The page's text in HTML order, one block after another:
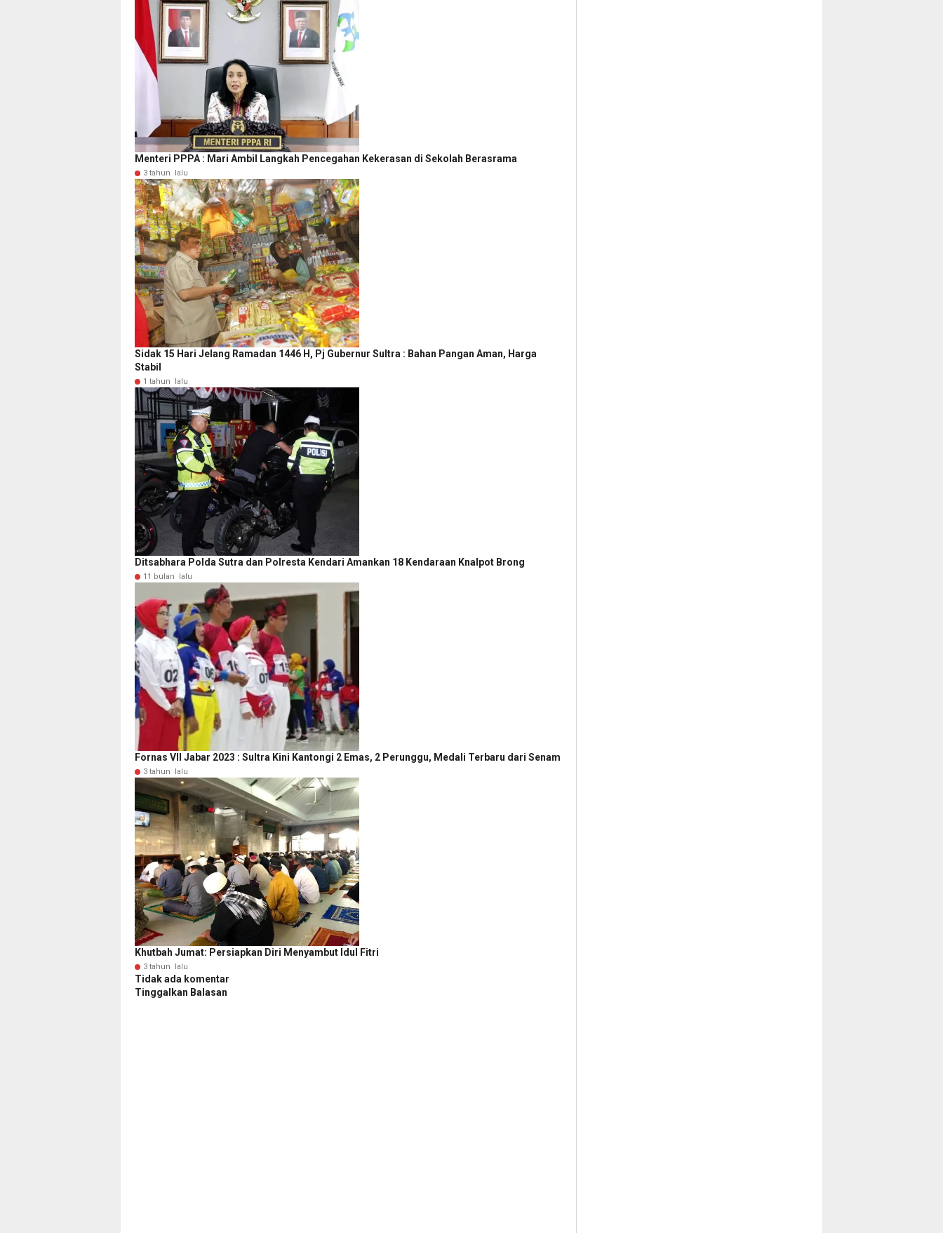
Menteri PPPA : Mari Ambil Langkah Pencegahan Kekerasan di Sekolah Berasrama
3 tahun lalu
Sidak 15 Hari Jelang Ramadan 1446 H, Pj Gubernur Sultra : Bahan Pangan Aman, Harga
Stabil
1 tahun lalu
Ditsabhara Polda Sutra dan Polresta Kendari Amankan 18 Kendaraan Knalpot Brong
11 bulan lalu
Fornas VII Jabar 2023 : Sultra Kini Kantongi 2 Emas, 2 Perunggu, Medali Terbaru dari Senam
3 tahun lalu
Khutbah Jumat: Persiapkan Diri Menyambut Idul Fitri
3 tahun lalu
Tidak ada komentar
Tinggalkan Balasan